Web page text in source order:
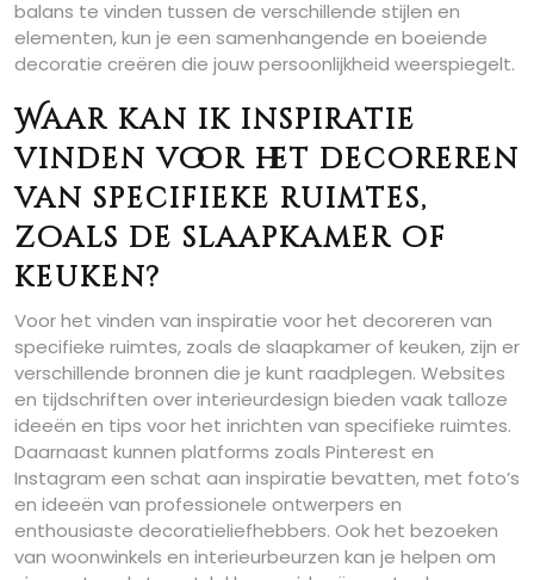
balans te vinden tussen de verschillende stijlen en
elementen, kun je een samenhangende en boeiende
decoratie creëren die jouw persoonlijkheid weerspiegelt.
Waar kan ik inspiratie
vinden voor het decoreren
van specifieke ruimtes,
zoals de slaapkamer of
keuken?
Voor het vinden van inspiratie voor het decoreren van
specifieke ruimtes, zoals de slaapkamer of keuken, zijn er
verschillende bronnen die je kunt raadplegen. Websites
en tijdschriften over interieurdesign bieden vaak talloze
ideeën en tips voor het inrichten van specifieke ruimtes.
Daarnaast kunnen platforms zoals Pinterest en
Instagram een schat aan inspiratie bevatten, met foto’s
en ideeën van professionele ontwerpers en
enthousiaste decoratieliefhebbers. Ook het bezoeken
van woonwinkels en interieurbeurzen kan je helpen om